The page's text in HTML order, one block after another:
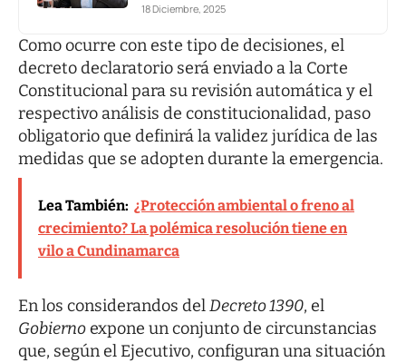
18 Diciembre, 2025
Como ocurre con este tipo de decisiones, el
decreto declaratorio será enviado a la Corte
Constitucional para su revisión automática y el
respectivo análisis de constitucionalidad, paso
obligatorio que definirá la validez jurídica de las
medidas que se adopten durante la emergencia.
Lea También: ¿Protección ambiental o freno al
crecimiento? La polémica resolución tiene en
vilo a Cundinamarca
En los considerandos delDecreto 1390, el
Gobiernoexpone un conjunto de circunstancias
que, según el Ejecutivo, configuran una situación